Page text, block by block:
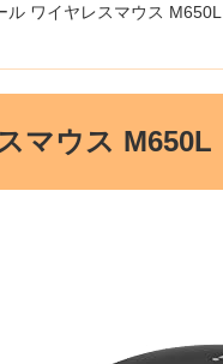
ル ワイヤレスマウス
マウス M650L